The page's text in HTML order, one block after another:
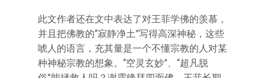
此文作者还在文中表达了对王菲学佛的羡慕，
并且把佛教的“寂静净土”写得高深神秘，这些
唬人的语言，充其量是一个不懂宗教的人对某
种神秘宗教的想象。“空灵玄妙”、“超凡脱